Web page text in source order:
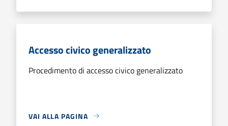
Accesso civico generalizzato
Procedimento di accesso civico generalizzato
VAI ALLA PAGINA